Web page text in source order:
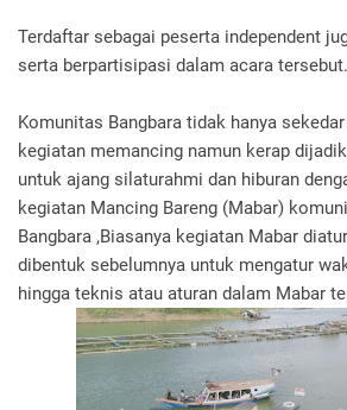
Terdaftar sebagai peserta independent
serta berpartisipasi dalam acara tersebut.
Komunitas Bangbara tidak hanya
kegiatan memancing namun kerap
untuk ajang silaturahmi dan hiburan
kegiatan Mancing Bareng (Mabar)
Bangbara ,Biasanya kegiatan Mabar
dibentuk sebelumnya untuk mengatur
hingga teknis atau aturan dalam Mabar